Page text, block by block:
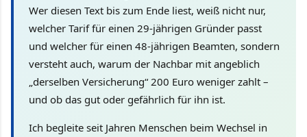
Wer diesen Text bis zum Ende liest, weiß nicht nur,
welcher Tarif für einen 29-jährigen Gründer passt
und welcher für einen 48-jährigen Beamten, sondern
versteht auch, warum der Nachbar mit angeblich
„derselben Versicherung“ 200 Euro weniger zahlt –
und ob das gut oder gefährlich für ihn ist.
Ich begleite seit Jahren Menschen beim Wechsel in